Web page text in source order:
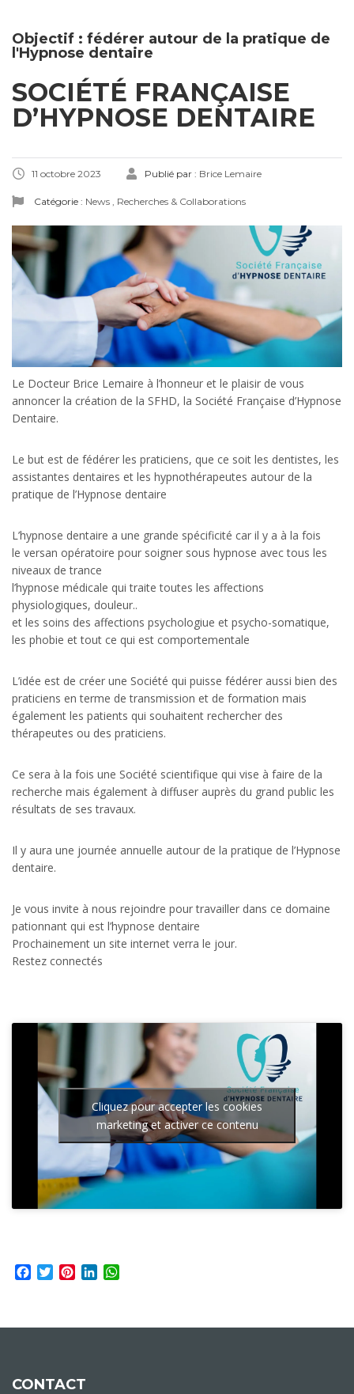
Objectif : fédérer autour de la pratique de
l'Hypnose dentaire
SOCIÉTÉ FRANÇAISE
D’HYPNOSE DENTAIRE
11 octobre 2023 Publié par : Brice Lemaire
Catégorie : News Recherches & Collaborations
Le Docteur Brice Lemaire à l’honneur et le plaisir de vous
annoncer la création de la SFHD, la Société Française d’Hypnose
Dentaire.
Le but est de fédérer les praticiens, que ce soit les dentistes, les
assistantes dentaires et les hypnothérapeutes autour de la
pratique de l’Hypnose dentaire
L’hypnose dentaire a une grande spécificité car il y a à la fois
le versan opératoire pour soigner sous hypnose avec tous les
niveaux de trance
l’hypnose médicale qui traite toutes les affections
physiologiques, douleur..
et les soins des affections psychologiue et psycho-somatique,
les phobie et tout ce qui est comportementale
L’idée est de créer une Société qui puisse fédérer aussi bien des
praticiens en terme de transmission et de formation mais
également les patients qui souhaitent rechercher des
thérapeutes ou des praticiens.
Ce sera à la fois une Société scientifique qui vise à faire de la
recherche mais également à diffuser auprès du grand public les
résultats de ses travaux.
Il y aura une journée annuelle autour de la pratique de l’Hypnose
dentaire.
Je vous invite à nous rejoindre pour travailler dans ce domaine
pationnant qui est l’hypnose dentaire
Prochainement un site internet verra le jour.
Restez connectés
Cliquez pour accepter les cookies
marketing et activer ce contenu
Facebook
TwitterPinterestLinkedIn
CONTACT